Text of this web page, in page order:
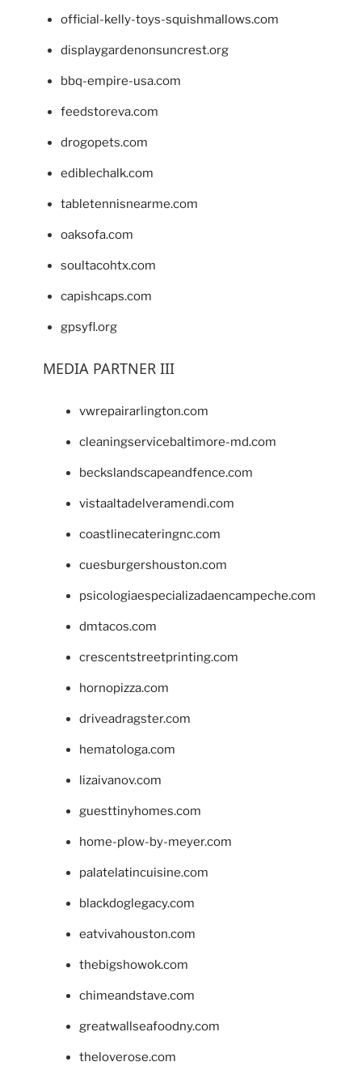
official-kelly-toys-squishmallows.com
displaygardenonsuncrest.org
bbq-empire-usa.com
feedstoreva.com
drogopets.com
ediblechalk.com
tabletennisnearme.com
oaksofa.com
soultacohtx.com
capishcaps.com
gpsyfl.org
MEDIA PARTNER III
vwrepairarlington.com
cleaningservicebaltimore-md.com
beckslandscapeandfence.com
vistaaltadelveramendi.com
coastlinecateringnc.com
cuesburgershouston.com
psicologiaespecializadaencampeche.com
dmtacos.com
crescentstreetprinting.com
hornopizza.com
driveadragster.com
hematologa.com
lizaivanov.com
guesttinyhomes.com
home-plow-by-meyer.com
palatelatincuisine.com
blackdoglegacy.com
eatvivahouston.com
thebigshowok.com
chimeandstave.com
greatwallseafoodny.com
theloverose.com